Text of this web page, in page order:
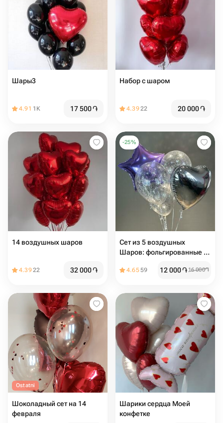
Шары3
4.91 1K 17 500֏
Набор с шаром
4.3922 20 000֏
14 воздушных шаров
4.3922 32 000֏
-25%
Сет из 5 воздушных
Шаров: фольгированные и
4.6559 12 000֏16 000֏
Ostatni
Шоколадный сет на 14
февраля
Шарики сердца Моей
конфетке